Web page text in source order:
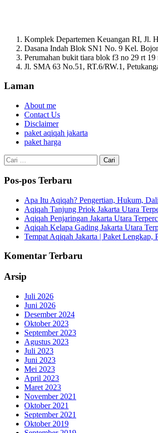
Komplek Departemen Keuangan RI, Jl.
Dasana Indah Blok SN1 No. 9 Kel.
Perumahan bukit tiara blok f3 no 29 rt 19
Jl. SMA 63 No.51, RT.6/RW.1,
Laman
About me
Contact Us
Disclaimer
paket aqiqah jakarta
paket harga
Cari
untuk:
Pos-pos Terbaru
Apa Itu Aqiqah? Pengertian, Hukum,
Aqiqah Tanjung Priok Jakarta Utara
Aqiqah Penjaringan Jakarta Utara
Aqiqah Kelapa Gading Jakarta Utara
Tempat Aqiqah Jakarta | Paket Lengkap,
Komentar Terbaru
Arsip
Juli 2026
Juni 2026
Desember 2024
Oktober 2023
September 2023
Agustus 2023
Juli 2023
Juni 2023
Mei 2023
April 2023
Maret 2023
November 2021
Oktober 2021
September 2021
Oktober 2019